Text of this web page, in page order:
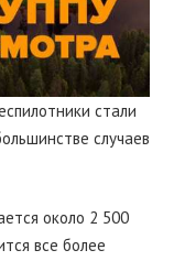
стали
случаев
около 2 500
все более